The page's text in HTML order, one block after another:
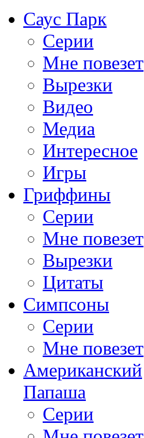
Саус Парк
Серии
Мне повезет
Вырезки
Видео
Медиа
Интересное
Игры
Гриффины
Серии
Мне повезет
Вырезки
Цитаты
Симпсоны
Серии
Мне повезет
Американский
Папаша
Серии